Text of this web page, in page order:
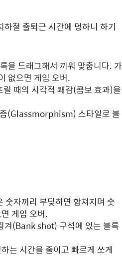
철 출퇴근 시간에 멍하니 하기
을 드래그해서 끼워 맞춥니다. 가
없으면 게임 오버.
때의 시각적 쾌감(콤보 효과)을
(Glassmorphism) 스타일로 블
숫자끼리 부딪히면 합쳐지며 숫
게임 오버.
겨(Bank shot) 구석에 있는 블록
는 시간을 줄이고 빠르게 쏘게